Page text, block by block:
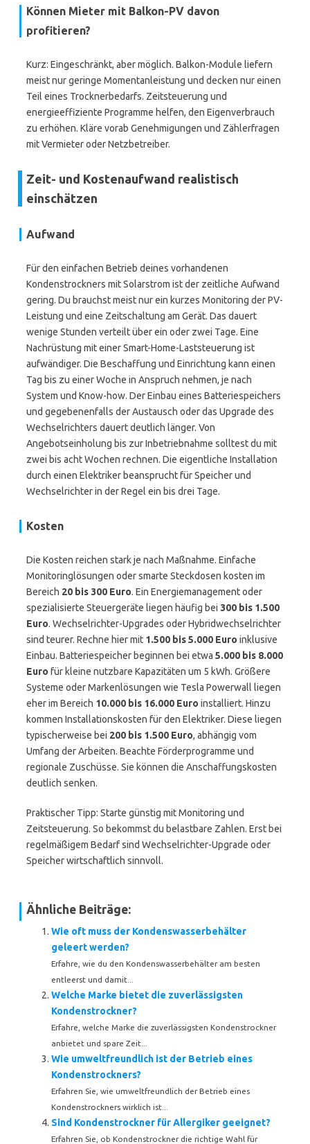
Können Mieter mit Balkon-PV davon
profitieren?
Kurz: Eingeschränkt, aber möglich. Balkon-Module liefern
meist nur geringe Momentanleistung und decken nur einen
Teil eines Trocknerbedarfs. Zeitsteuerung und
energieeffiziente Programme helfen, den Eigenverbrauch
zu erhöhen. Kläre vorab Genehmigungen und Zählerfragen
mit Vermieter oder Netzbetreiber.
Zeit- und Kostenaufwand realistisch
einschätzen
Aufwand
Für den einfachen Betrieb deines vorhandenen
Kondenstrockners mit Solarstrom ist der zeitliche Aufwand
gering. Du brauchst meist nur ein kurzes Monitoring der PV-
Leistung und eine Zeitschaltung am Gerät. Das dauert
wenige Stunden verteilt über ein oder zwei Tage. Eine
Nachrüstung mit einer Smart-Home-Laststeuerung ist
aufwändiger. Die Beschaffung und Einrichtung kann einen
Tag bis zu einer Woche in Anspruch nehmen, je nach
System und Know-how. Der Einbau eines Batteriespeichers
und gegebenenfalls der Austausch oder das Upgrade des
Wechselrichters dauert deutlich länger. Von
Angebotseinholung bis zur Inbetriebnahme solltest du mit
zwei bis acht Wochen rechnen. Die eigentliche Installation
durch einen Elektriker beansprucht für Speicher und
Wechselrichter in der Regel ein bis drei Tage.
Kosten
Die Kosten reichen stark je nach Maßnahme. Einfache
Monitoringlösungen oder smarte Steckdosen kosten im
Bereich 20 bis 300 Euro. Ein Energiemanagement oder
spezialisierte Steuergeräte liegen häufig bei 300 bis 1.500
Euro. Wechselrichter-Upgrades oder Hybridwechselrichter
sind teurer. Rechne hier mit 1.500 bis 5.000 Euro inklusive
Einbau. Batteriespeicher beginnen bei etwa 5.000 bis 8.000
Euro für kleine nutzbare Kapazitäten um 5 kWh. Größere
Systeme oder Markenlösungen wie Tesla Powerwall liegen
eher im Bereich 10.000 bis 16.000 Euro installiert. Hinzu
kommen Installationskosten für den Elektriker. Diese liegen
typischerweise bei 200 bis 1.500 Euro, abhängig vom
Umfang der Arbeiten. Beachte Förderprogramme und
regionale Zuschüsse. Sie können die Anschaffungskosten
deutlich senken.
Praktischer Tipp: Starte günstig mit Monitoring und
Zeitsteuerung. So bekommst du belastbare Zahlen. Erst bei
regelmäßigem Bedarf sind Wechselrichter-Upgrade oder
Speicher wirtschaftlich sinnvoll.
Ähnliche Beiträge:
Wie oft muss der Kondenswasserbehälter
geleert werden?
Erfahre, wie du den Kondenswasserbehälter am besten
entleerst und damit...
Welche Marke bietet die zuverlässigsten
Kondenstrockner?
Erfahre, welche Marke die zuverlässigsten Kondenstrockner
anbietet und spare Zeit...
Wie umweltfreundlich ist der Betrieb eines
Kondenstrockners?
Erfahren Sie, wie umweltfreundlich der Betrieb eines
Kondenstrockners wirklich ist...
Sind Kondenstrockner für Allergiker geeignet?
Erfahren Sie, ob Kondenstrockner die richtige Wahl für